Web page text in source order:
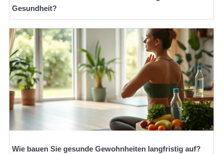
Gesundheit?
Wie bauen Sie gesunde Gewohnheiten langfristig auf?